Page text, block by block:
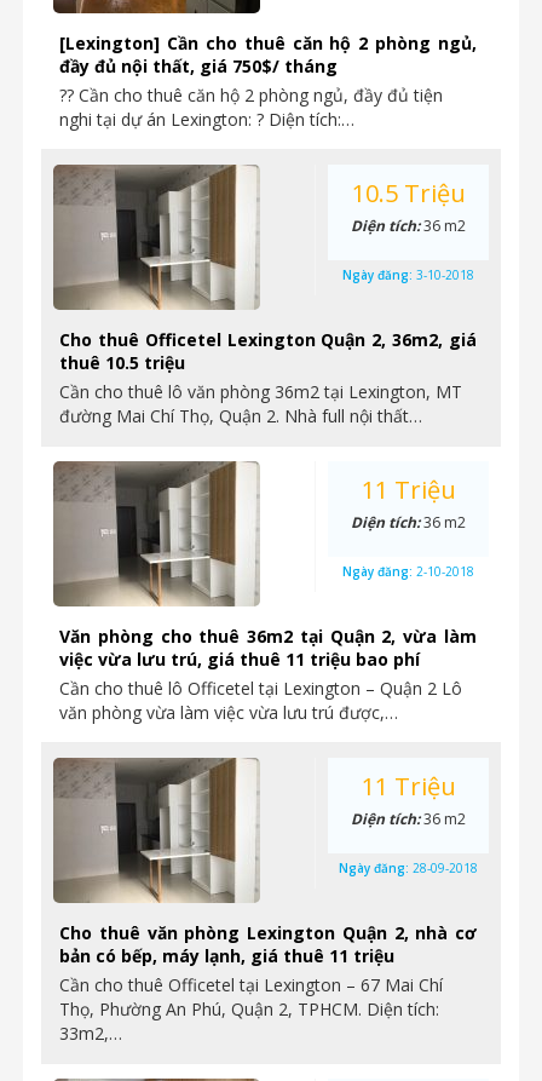
[Lexington] Cần cho thuê căn hộ 2 phòng ngủ,
đầy đủ nội thất, giá 750$/ tháng
?? Cần cho thuê căn hộ 2 phòng ngủ, đầy đủ tiện
nghi tại dự án Lexington: ? Diện tích:…
Cho thuê Officetel Lexington Quận 2, 36m2, giá
thuê 10.5 triệu
Cần cho thuê lô văn phòng 36m2 tại Lexington, MT
đường Mai Chí Thọ, Quận 2. Nhà full nội thất…
10.5 Triệu
Diện tích:36 m2
Ngày đăng: 3-10-2018
Văn phòng cho thuê 36m2 tại Quận 2, vừa làm
việc vừa lưu trú, giá thuê 11 triệu bao phí
Cần cho thuê lô Officetel tại Lexington – Quận 2 Lô
văn phòng vừa làm việc vừa lưu trú được,…
11 Triệu
Diện tích:36 m2
Ngày đăng: 2-10-2018
Cho thuê văn phòng Lexington Quận 2, nhà cơ
bản có bếp, máy lạnh, giá thuê 11 triệu
Cần cho thuê Officetel tại Lexington – 67 Mai Chí
Thọ, Phường An Phú, Quận 2, TPHCM. Diện tích:
33m2,…
11 Triệu
Diện tích:36 m2
Ngày đăng: 28-09-2018